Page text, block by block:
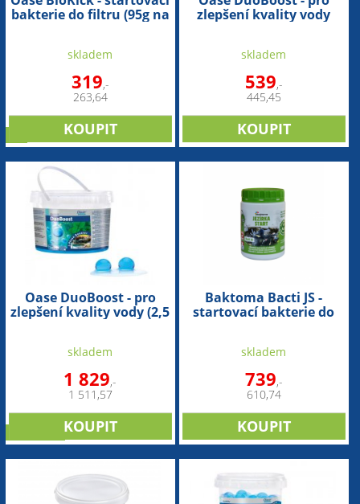
bakterie do filtru (95g na
skladem
319,-
263,64
zlepšení kvality vody
skladem
539,-
445,45
Oase DuoBoost - pro
zlepšení kvality vody (2,5
skladem
1 829,-
1 511,57
Baktoma Bacti JS -
startovací bakterie do
skladem
739,-
610,74